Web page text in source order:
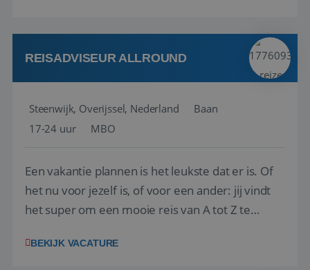
kwaliteitsbewaking van alles wat met IATA te m...
REISADVISEUR ALLROUND
Steenwijk, Overijssel, Nederland
Baan
17-24 uur
MBO
Een vakantie plannen is het leukste dat er is. Of
het nu voor jezelf is, of voor een ander: jij vindt
het super om een mooie reis van A tot Z te
vakantiegangers de meest prachtige plekjes op
BEKIJK VACATURE